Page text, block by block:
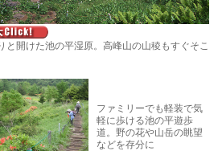
と開けた池の平湿原。高峰山の山稜もすぐそこ
ファミリーでも軽装で気
軽に歩ける池の平遊歩
道。野の花や山岳の眺望
などを存分に